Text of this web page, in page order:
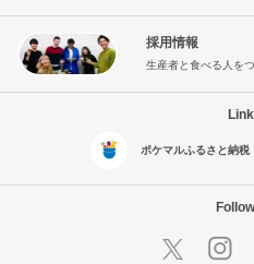
採用情報
生産者と食べる人を
ポケマルふるさと納税